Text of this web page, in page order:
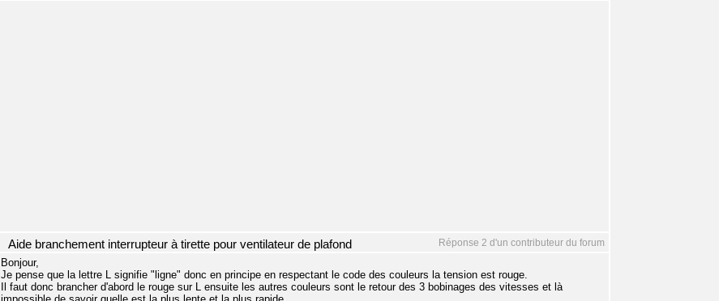
Réponse 2 d'un contributeur du forum
Aide branchement interrupteur à tirette pour ventilateur de plafond
Bonjour,
Je pense que la lettre L signifie "ligne" donc en principe en respectant le code des couleurs la tension est rouge.
Il faut donc brancher d'abord le rouge sur L ensuite les autres couleurs sont le retour des 3 bobinages des vitesses et là